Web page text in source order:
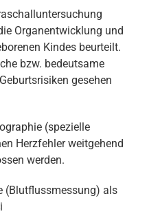
Organentwicklung und
Kindes beurteilt.
bzw. bedeutsame
gesehen
(spezielle
Herzfehler weitgehend
werden.
(Blutflussmessung) als